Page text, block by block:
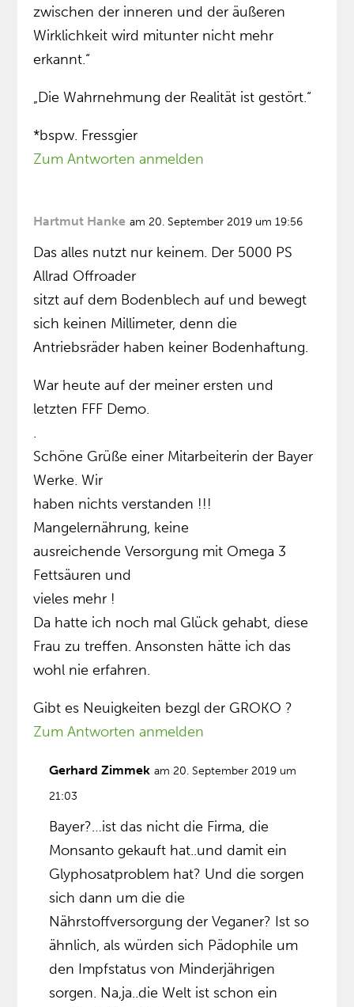
zwischen der inneren und der äußeren
Wirklichkeit wird mitunter nicht mehr
erkannt.“
„Die Wahrnehmung der Realität ist gestört.“
*bspw. Fressgier
Zum Antworten anmelden
Hartmut Hanke am 20. September 2019 um 19:56
Das alles nutzt nur keinem. Der 5000 PS
Allrad Offroader
sitzt auf dem Bodenblech auf und bewegt
sich keinen Millimeter, denn die
Antriebsräder haben keiner Bodenhaftung.
War heute auf der meiner ersten und
letzten FFF Demo.
.
Schöne Grüße einer Mitarbeiterin der Bayer
Werke. Wir
haben nichts verstanden !!!
Mangelernährung, keine
ausreichende Versorgung mit Omega 3
Fettsäuren und
vieles mehr !
Da hatte ich noch mal Glück gehabt, diese
Frau zu treffen. Ansonsten hätte ich das
wohl nie erfahren.
Gibt es Neuigkeiten bezgl der GROKO ?
Zum Antworten anmelden
Gerhard Zimmek am 20. September 2019 um
21:03
Bayer?…ist das nicht die Firma, die
Monsanto gekauft hat..und damit ein
Glyphosatproblem hat? Und die sorgen
sich dann um die die
Nährstoffversorgung der Veganer? Ist so
ähnlich, als würden sich Pädophile um
den Impfstatus von Minderjährigen
sorgen. Na,ja..die Welt ist schon ein